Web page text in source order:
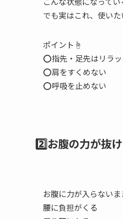
でも実はこれ、使い
ポイント☝️
⭕指先・足先はリラ
⭕肩をすくめない
⭕呼吸を止めない
2️⃣お腹の力が抜
お腹に力が入らないま
腰に負担がくる